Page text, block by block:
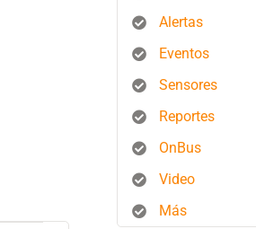
Alertas
Eventos
Sensores
Reportes
OnBus
Video
Más